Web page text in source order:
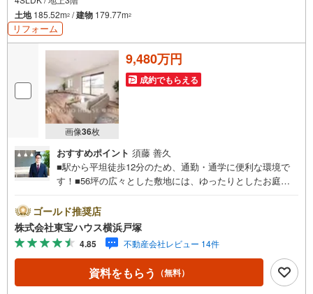
土地185.52m2 /建物 179.77m2
リフォーム
画像36枚
9,480万円
成約でもらえる
おすすめポイント 須藤 善久
■駅から平坦徒歩12分のため、通勤・通学に便利な環境で
す！■56坪の広々とした敷地には、ゆったりとしたお庭や2
なL字型大型バルコニーがあり、毎日の洗濯やリフレッシュ
の特等席になります！■小学校も徒歩7分と近く、子育て環
境も安心です♪＝＝＝＝＝＝＝＝＝＝＝＝＝＝＝＝＝＝＝
＝【東宝ハウス横浜戸塚】提携銀行 じぶん銀行利用可 *が
ん100％保証団信＋全疾病保障付き＝＝＝＝＝＝＝＝＝＝＝
＝＝＝＝＝＝＝＝＝○現地見学会（事前に必ずお問い合わせ
ゴールド推奨店
株式会社東宝ハウス横浜戸塚
4.85 不動産会社レビュー 14件
資料をもらう （無料）